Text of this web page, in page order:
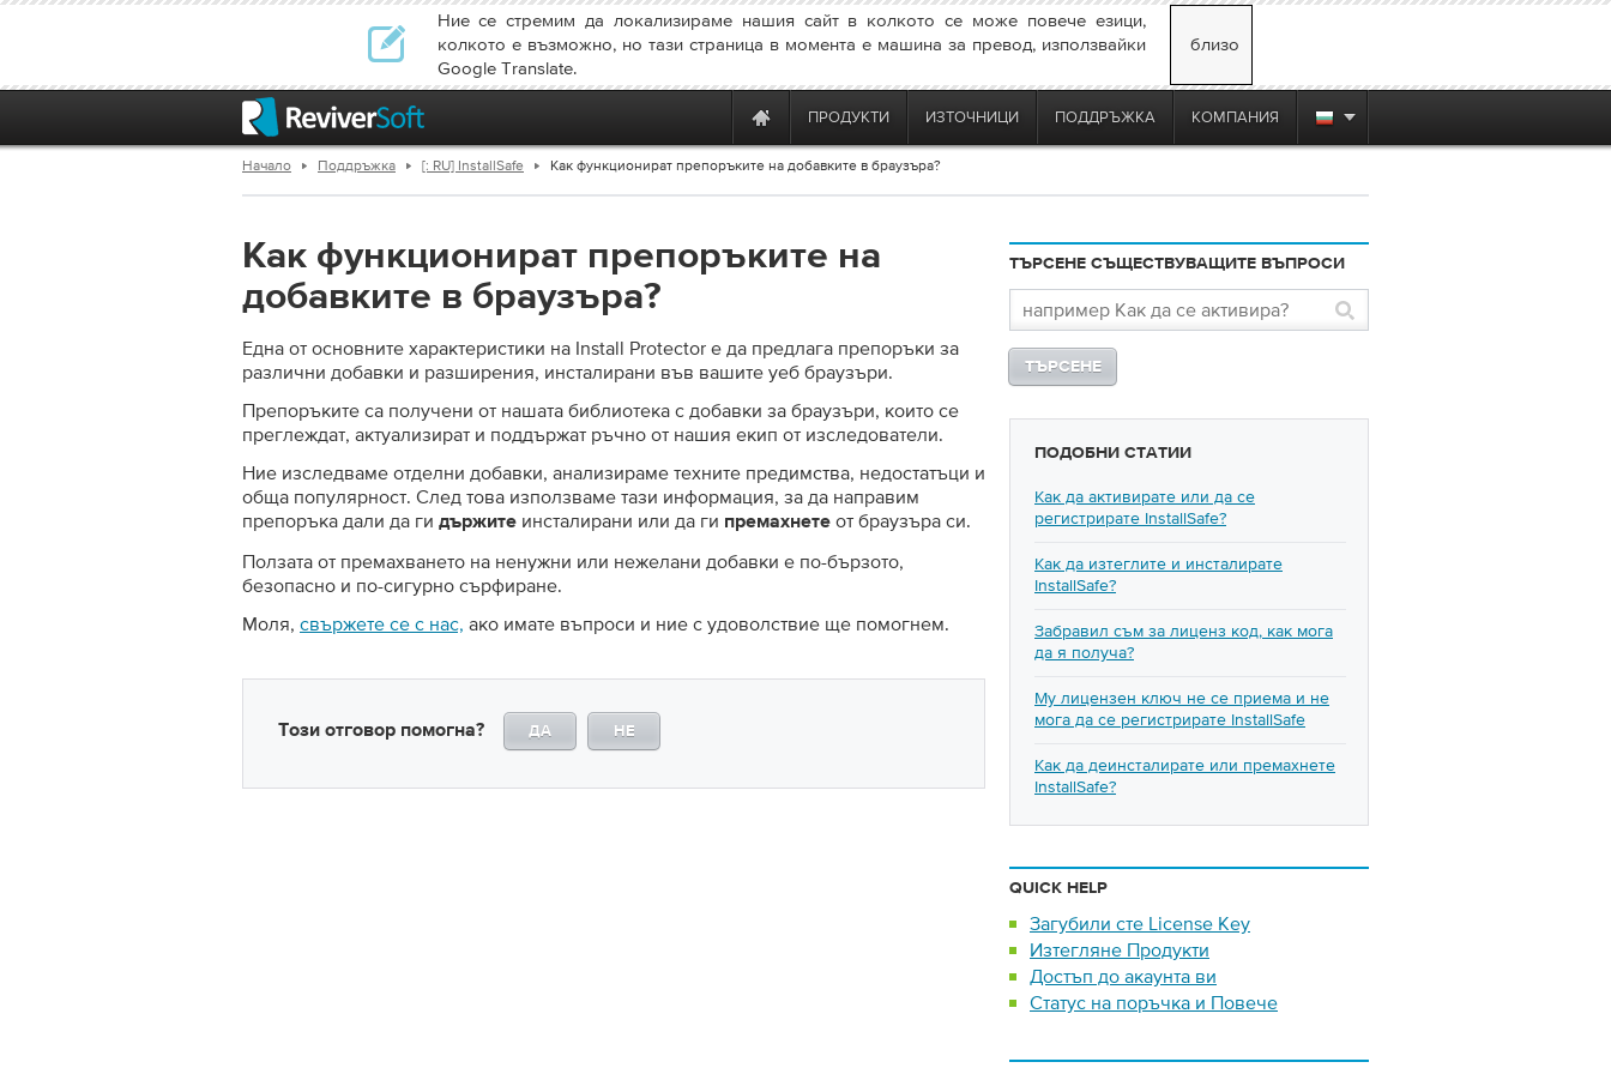
Ние се стремим да локализираме нашия сайт в колкото се може повече езици,
колкото е възможно, но тази страница в момента е машина за превод, използвайки
Google Translate.
близо
ПРОДУКТИ ИЗТОЧНИЦИ ПОДДРЪЖКА КОМПАНИЯ
Начало Поддръжка [: RU] InstallSafe Как функционират препоръките на добавките в браузъра?
Как функционират препоръките на
добавките в браузъра?
Една от основните характеристики на Install Protector е да предлага препоръки за
различни добавки и разширения, инсталирани във вашите уеб браузъри.
Препоръките са получени от нашата библиотека с добавки за браузъри, които се
преглеждат, актуализират и поддържат ръчно от нашия екип от изследователи.
Ние изследваме отделни добавки, анализираме техните предимства, недостатъци и
обща популярност. След това използваме тази информация, за да направим
препоръка дали да ги държите инсталирани или да ги премахнете от браузъра си.
Ползата от премахването на ненужни или нежелани добавки е по-бързото,
безопасно и по-сигурно сърфиране.
Моля, свържете се с нас, ако имате въпроси и ние с удоволствие ще помогнем.
Този отговор помогна? ДА НЕ
ТЪРСЕНЕ СЪЩЕСТВУВАЩИТЕ ВЪПРОСИ
ПОДОБНИ СТАТИИ
Как да активирате или да се
регистрирате InstallSafe?
Как да изтеглите и инсталирате
InstallSafe?
Забравил съм за лиценз код, как мога
да я получа?
My лицензен ключ не се приема и не
мога да се регистрирате InstallSafe
Как да деинсталирате или премахнете
InstallSafe?
QUICK HELP
Загубили сте License Key
Изтегляне Продукти
Достъп до акаунта ви
Статус на поръчка и Повече